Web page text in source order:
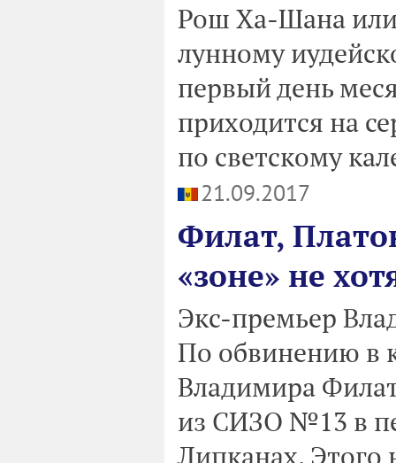
Рош Ха-Шана
лунному
первый день
приходится на
по светскому
21.09.2017
Филат,
«зоне» не
Экс-премьер
По обвинению в
Владимира
из СИЗО №13 в
Липканах. Этого